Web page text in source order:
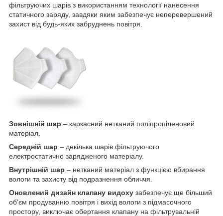
фільтруючих шарів з використанням технології нанесення
статичного заряду, завдяки яким забезпечує неперевершений
захист від будь-яких забруднень повітря.
Зовнішній шар – каркасний нетканий поліпропіленовий
матеріал.
Середній шар – декілька шарів фільтруючого
електростатично зарядженого матеріалу.
Внутрішній шар – нетканий матеріал з функцією вбирання
вологи та захисту від подразнення обличчя.
Оновлений дизайн клапану видоху забезпечує ще більший
об’єм продуванню повітря і вихід вологи з підмасочного
простору, виключає обертання клапану на фільтрувальній